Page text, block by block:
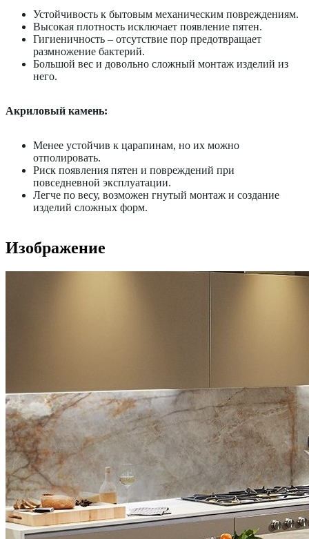
Устойчивость к бытовым механическим повреждениям.
Высокая плотность исключает появление пятен.
Гигиеничность – отсутствие пор предотвращает
размножение бактерий.
Большой вес и довольно сложный монтаж изделий из
него.
Акриловый камень:
Менее устойчив к царапинам, но их можно
отполировать.
Риск появления пятен и повреждений при
повседневной эксплуатации.
Легче по весу, возможен гнутый монтаж и создание
изделий сложных форм.
Изображение